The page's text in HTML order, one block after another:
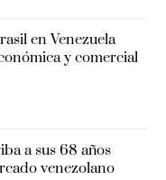
en Venezuela
y comercial
a sus 68 años
venezolano